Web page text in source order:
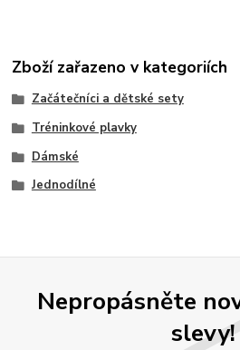
Zboží zařazeno v kategoriích
Začátečníci a dětské sety
Tréninkové plavky
Dámské
Jednodílné
Nepropásněte
slevy!